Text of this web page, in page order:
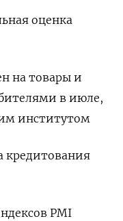
оценка
на товары и
в июле,
институтом
кредитования
PMI